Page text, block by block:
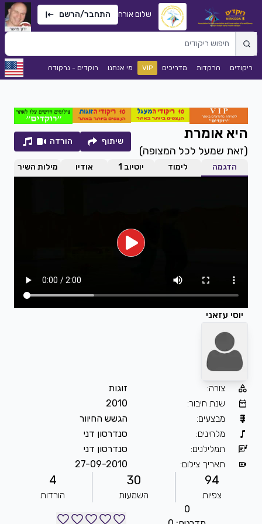
שלום אורח התחבר/הרשם
ריקודים הרקדות מדריכים VIP מי אנחנו רוקדים - נרקודה
היא אומרת
(זאת שמעל לכל המצופה)
שיתוף הורדה
הדגמה לימוד יוטיוב 1 אודיו מילות השיר
יוסי עזאני
צורה:
זוגות
שנת חיבור:
2010
מבצעים:
הגשש החיוור
מלחינים:
סנדרסון דני
תמלילנים:
סנדרסון דני
תאריך צילום:
27-09-2010
94
צפיות
30
השמעות
4
הורדות
0